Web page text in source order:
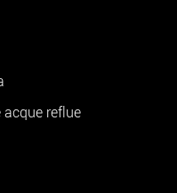
reflue